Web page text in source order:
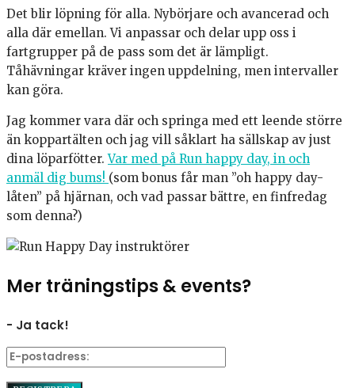
Det blir löpning för alla. Nybörjare och avancerad och
alla där emellan. Vi anpassar och delar upp oss i
fartgrupper på de pass som det är lämpligt.
Tåhävningar kräver ingen uppdelning, men intervaller
kan göra.
Jag kommer vara där och springa med ett leende större
än koppartälten och jag vill såklart ha sällskap av just
dina löparfötter.Var med på Run happy day, in och
anmäl dig bums! (som bonus får man ”oh happy day-
låten” på hjärnan, och vad passar bättre, en finfredag
som denna?)
Mer träningstips & events?
- Ja tack!